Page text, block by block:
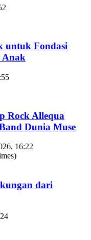
untuk Fondasi
Anak
Rock Allequa
Dunia Muse
16:22
dari